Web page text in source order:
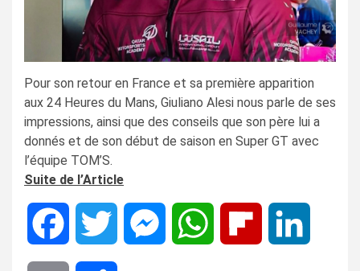
Pour son retour en France et sa première apparition
aux 24 Heures du Mans, Giuliano Alesi nous parle de ses
impressions, ainsi que des conseils que son père lui a
donnés et de son début de saison en Super GT avec
l’équipe TOM’S.
Suite de l’Article
Facebook Twitter MessengerWhatsApp Flipboard